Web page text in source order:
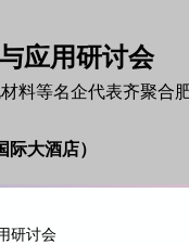
应用研讨会
际大酒店）
研讨会